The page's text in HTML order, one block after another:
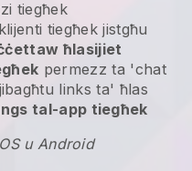
tiegħek
tiegħek jistgħu
ħlasijiet
permezz ta 'chat
links ta' ħlas
tal-app tiegħek
u Android